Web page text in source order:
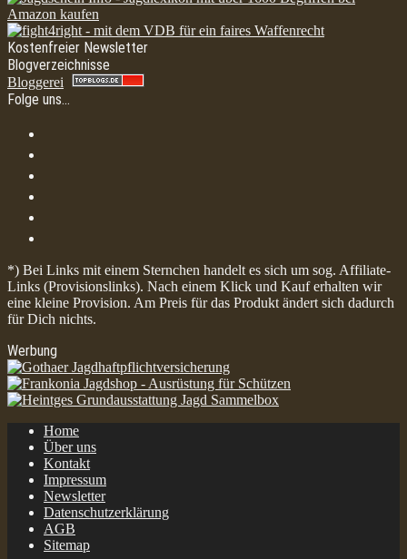
Kostenfreier Newsletter
Blogverzeichnisse
Bloggerei
Folge uns…
*) Bei Links mit einem Sternchen handelt es sich um sog. Affiliate-
Links (Provisionslinks). Nach einem Klick und Kauf erhalten wir
eine kleine Provision. Am Preis für das Produkt ändert sich dadurch
für Dich nichts.
Werbung
Home
Über uns
Kontakt
Impressum
Newsletter
Datenschutzerklärung
AGB
Sitemap